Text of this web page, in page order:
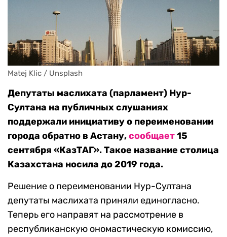
Matej Klic / Unsplash
Депутаты маслихата (парламент) Нур-
Султана на публичных слушаниях
поддержали инициативу о переименовании
города обратно в Астану,сообщает15
сентября «КазТАГ». Такое название столица
Казахстана носила до 2019 года.
Решение о переименовании Нур-Султана
депутаты маслихата приняли единогласно.
Теперь его направят на рассмотрение в
республиканскую ономастическую комиссию,